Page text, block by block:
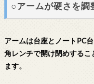
○アームが硬さを調
アームは台座とノートPC
角レンチで開け閉めする
ます。